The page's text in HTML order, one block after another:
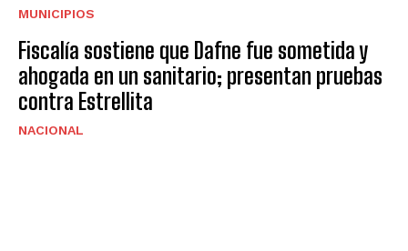
MUNICIPIOS
Fiscalía sostiene que Dafne fue sometida y
ahogada en un sanitario; presentan pruebas
contra Estrellita
NACIONAL